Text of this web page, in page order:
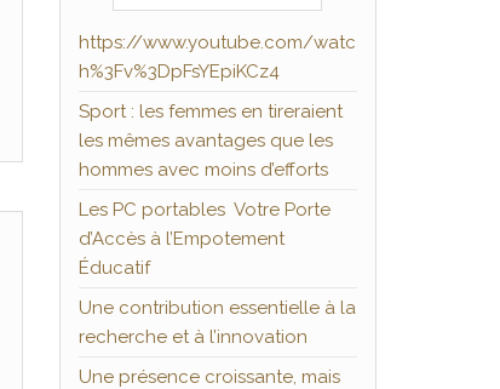
https://www.youtube.com/watc
h%3Fv%3DpFsYEpiKCz4
Sport : les femmes en tireraient
les mêmes avantages que les
hommes avec moins d’efforts
Les PC portables Votre Porte
d’Accès à l’Empotement
Éducatif
Une contribution essentielle à la
recherche et à l’innovation
Une présence croissante, mais